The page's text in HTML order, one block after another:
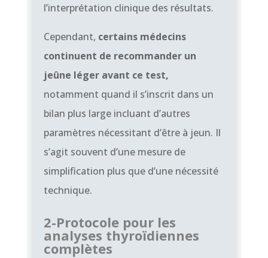
l’interprétation clinique des résultats.
Cependant, certains médecins
continuent de recommander un
jeûne léger avant ce test,
notamment quand il s’inscrit dans un
bilan plus large incluant d’autres
paramètres nécessitant d’être à jeun. Il
s’agit souvent d’une mesure de
simplification plus que d’une nécessité
technique.
2-Protocole pour les
analyses thyroïdiennes
complètes